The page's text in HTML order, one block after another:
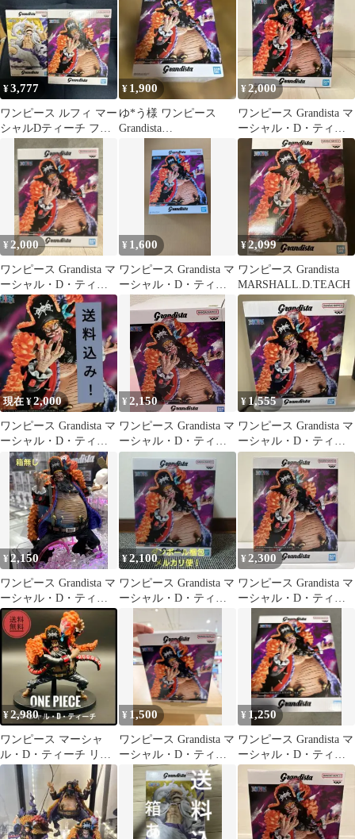
¥3,777
ワンピース ルフィ マー
シャルDティーチ フィ
¥ 1,900
ゆ*う様 ワンピース
Grandista
¥2,000
ワンピース Grandista マ
ーシャル・D・ティー
チ フィギュア
¥ 2,000
ワンピース Grandista マ
ーシャル・D・ティー
チ フィギュア
¥ 1,600
ワンピース Grandista マ
ーシャル・D・ティー
チ フィギュア
¥2,099
ワンピース Grandista
MARSHALL.D.TEACH
現在 ¥2,000
ワンピース Grandista マ
ーシャル・D・ティー
チ フィギュア
¥2,150
ワンピース Grandista マ
ーシャル・D・ティー
チ フィギュア
¥1,555
ワンピース Grandista マ
ーシャル・D・ティー
チ フィギュア
¥2,150
ワンピース Grandista マ
ーシャル・D・ティー
チ
¥2,100
ワンピース Grandista マ
ーシャル・D・ティー
チ フィギュア
¥2,300
ワンピース Grandista マ
ーシャル・D・ティー
チ フィギュア
¥2,980
ワンピース マーシャ
ル・D・ティーチ リペ
イントフィギュア
¥ 1,500
ワンピース Grandista マ
ーシャル・D・ティー
チ フィギュア 本日限り
¥ 1,250
ワンピース Grandista マ
ーシャル・D・ティー
チ フィギュア